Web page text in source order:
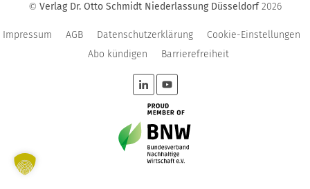
© Verlag Dr. Otto Schmidt Niederlassung Düsseldorf 2026
Impressum AGB Datenschutzerklärung
Cookie-Einstellungen
Abo kündigen
Barrierefreiheit